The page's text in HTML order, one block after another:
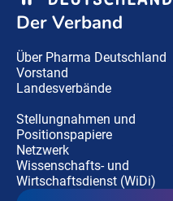
Der Verband
Über Pharma Deutschland
Vorstand
Landesverbände
Stellungnahmen und
Positionspapiere
Netzwerk
Wissenschafts- und
Wirtschaftsdienst (WiDi)